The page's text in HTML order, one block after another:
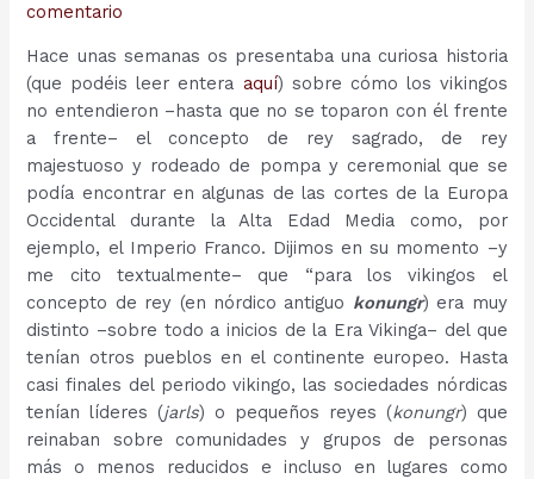
comentario
Hace unas semanas os presentaba una curiosa historia
(que podéis leer entera aquí) sobre cómo los vikingos
no entendieron –hasta que no se toparon con él frente
a frente– el concepto de rey sagrado, de rey
majestuoso y rodeado de pompa y ceremonial que se
podía encontrar en algunas de las cortes de la Europa
Occidental durante la Alta Edad Media como, por
ejemplo, el Imperio Franco. Dijimos en su momento –y
me cito textualmente– que “para los vikingos el
concepto de rey (en nórdico antiguo konungr) era muy
distinto –sobre todo a inicios de la Era Vikinga– del que
tenían otros pueblos en el continente europeo. Hasta
casi finales del periodo vikingo, las sociedades nórdicas
tenían líderes (jarls) o pequeños reyes (konungr) que
reinaban sobre comunidades y grupos de personas
más o menos reducidos e incluso en lugares como